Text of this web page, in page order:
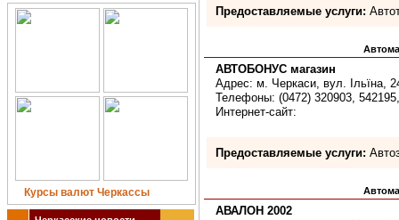
Курсы валют Черкассы
Предоставляемые услуги:
АВТОБОНУС магазин
Адрес: м. Черкаси, вул. Ільїна,
Телефоны: (0472) 320903,
Интернет-сайт:
Предоставляемые услуги:
АВАЛОН 2002